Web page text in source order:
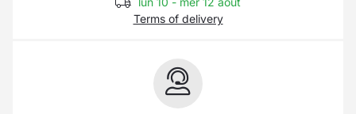
Terms of delivery